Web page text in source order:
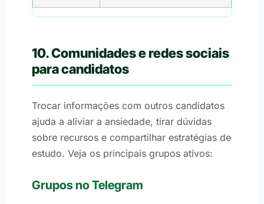
10. Comunidades e redes sociais
para candidatos
Trocar informações com outros candidatos
ajuda a aliviar a ansiedade, tirar dúvidas
sobre recursos e compartilhar estratégias de
estudo. Veja os principais grupos ativos:
Grupos no Telegram